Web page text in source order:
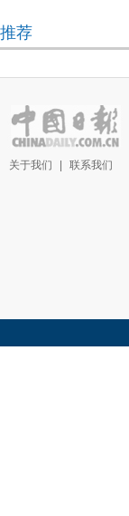
推荐
关于我们 联系我们